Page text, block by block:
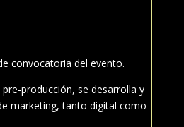
convocatoria del evento.
pre-producción, se desarrolla y
marketing, tanto digital como